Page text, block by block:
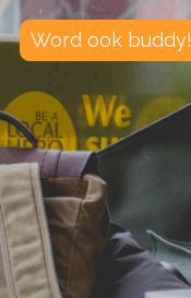
Word ook buddy!